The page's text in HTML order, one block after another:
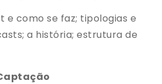
e como se faz; tipologias e
a história; estrutura de